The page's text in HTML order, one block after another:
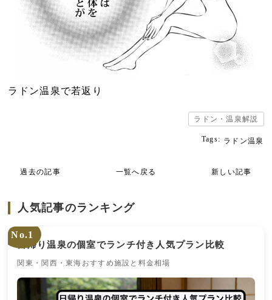
ラドン温泉で若返り
ラドン・温泉解説
Tags: ラドン温泉
過去の記事 一覧へ戻る 新しい記事
人気記事のランキング
No.1
日帰り温泉の個室でランチ付き人気プラン比較
関東・関西・東海おすすめ施設と料金相場